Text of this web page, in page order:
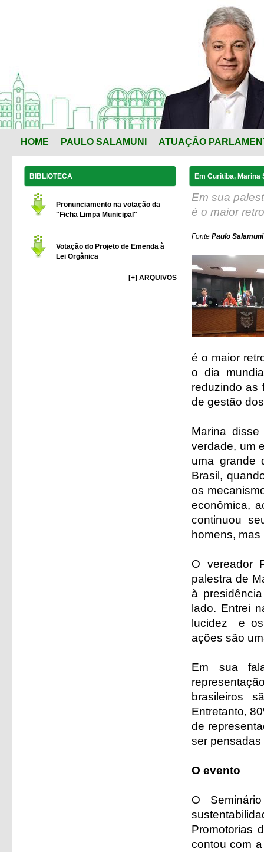
HOME PAULO SALAMUNI ATUAÇÃO
BIBLIOTECA
Pronunciamento na votação da
"Ficha Limpa Municipal"
Votação do Projeto de Emenda à
Lei Orgânica
[+] ARQUIVOS
Em Curitiba,
Em sua
é o maior
Fonte Paulo
é o maior
o dia
reduzindo as
de gestão
Marina
verdade, um
uma grande
Brasil,
os
econômica,
continuou
homens,
O vereador
palestra de
à
lado. Entrei
lucidez e
ações são
Em sua
brasileiros
Entretanto,
de
ser pensadas
O evento
O
Promotorias
contou com